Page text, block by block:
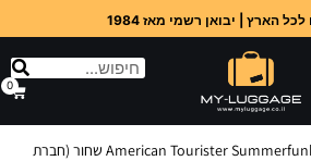
הארץ | יבואן רשמי מאז 1984
0
טרולי 20" American Tourister Summerfunk שחור (חברת